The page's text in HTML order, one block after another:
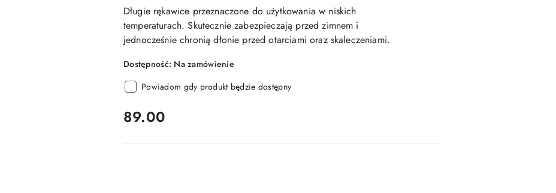
Długie rękawice przeznaczone do użytkowania w niskich
temperaturach. Skutecznie zabezpieczają przed zimnem i
jednocześnie chronią dłonie przed otarciami oraz skaleczeniami.
Dostępność: Na zamówienie
Powiadom gdy produkt będzie dostępny
cena:
89.00